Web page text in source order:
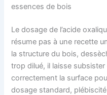
essences de bois
Le dosage de l’acide
résume pas à une recette
la structure du bois,
trop dilué, il laisse
correctement la surface
dosage standard,